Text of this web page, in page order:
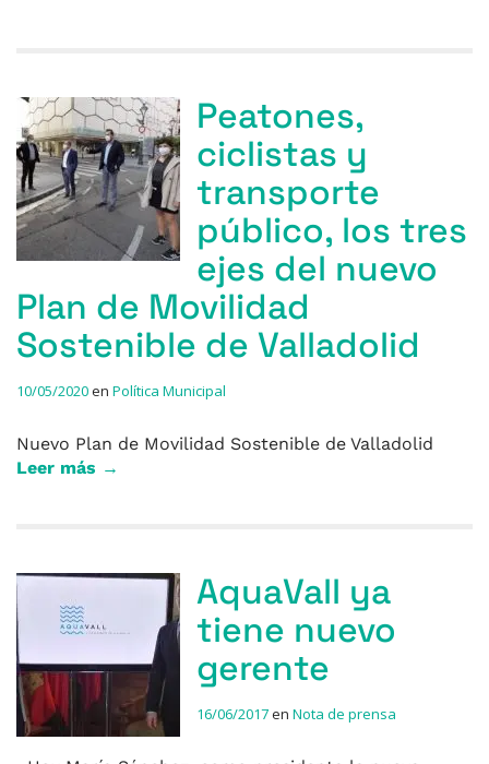
Peatones,
ciclistas y
transporte
público, los tres
ejes del nuevo
Plan de Movilidad
Sostenible de Valladolid
10/05/2020en Política Municipal
Nuevo Plan de Movilidad Sostenible de Valladolid
Leer más →
AquaVall ya
tiene nuevo
gerente
16/06/2017en Nota de prensa